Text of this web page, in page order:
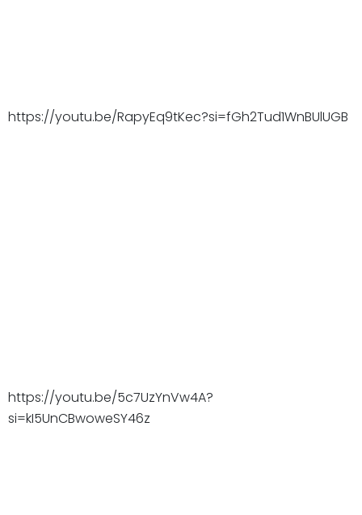
https://youtu.be/RapyEq9tKec?si=fGh2Tud1WnBUlUGB
https://youtu.be/5c7UzYnVw4A?
si=kI5UnCBwoweSY46z